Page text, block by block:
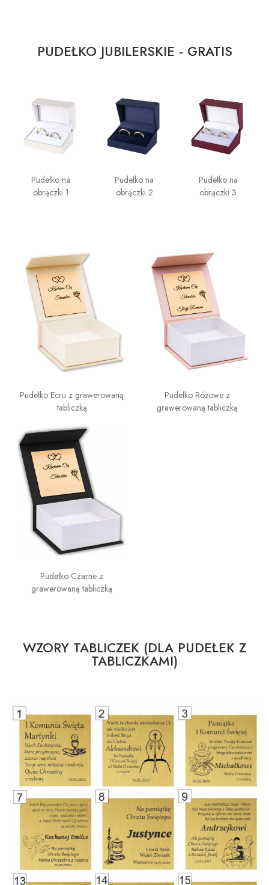
PUDEŁKO JUBILERSKIE - GRATIS
Pudełko na
obrączki 1
Pudełko na
obrączki 2
Pudełko na
obrączki 3
Pudełko Ecru z grawerowaną
tabliczką
Pudełko Różowe z
grawerowaną tabliczką
Pudełko Czarne z
grawerowaną tabliczką
WZORY TABLICZEK (DLA PUDEŁEK Z
TABLICZKAMI)